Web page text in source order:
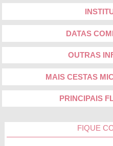
DATAS
OUTRAS
MAIS CESTAS
PRINCIPAIS
FIQUE